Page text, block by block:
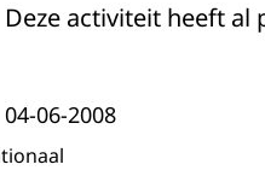
Deze activiteit heeft al
04-06-2008